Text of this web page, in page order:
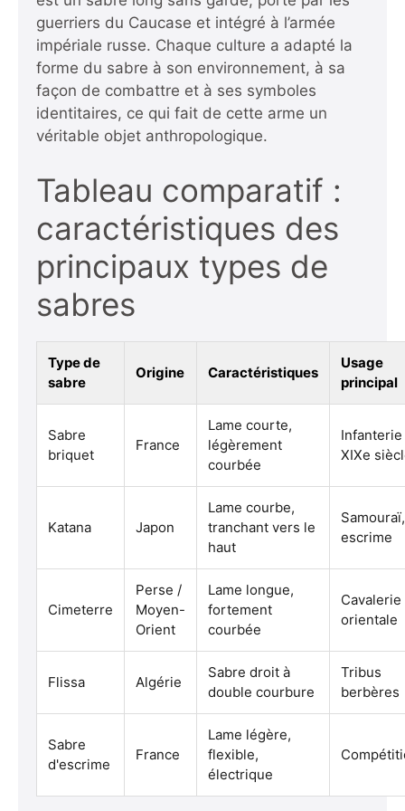
guerriers du Caucase et intégré à l’armée
impériale russe. Chaque culture a adapté la
forme du sabre à son environnement, à sa
façon de combattre et à ses symboles
identitaires, ce qui fait de cette arme un
véritable objet anthropologique.
Tableau comparatif :
caractéristiques des
principaux types de
sabres
Type de
sabre
Origine Caractéristiques
Usage
principal
Sabre
briquet
France
Lame courte,
légèrement
courbée
Infanterie
XIXe
Katana Japon
Lame courbe,
tranchant vers le
haut
Samouraï,
escrime
Cimeterre
Perse /
Moyen-
Orient
Lame longue,
fortement
courbée
Cavalerie
orientale
Flissa Algérie
Sabre droit à
double courbure
Tribus
berbères
Sabre
d'escrime
France
Lame légère,
flexible,
électrique